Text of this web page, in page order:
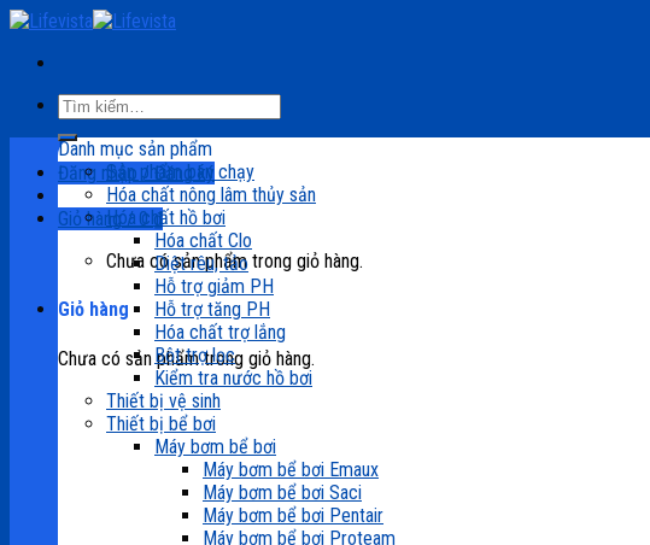
Skip
content
Tìm
kiếm:
Đăng nhập / Đăng ký
Giỏ hàng / 0₫
Chưa có sản phẩm trong giỏ hàng.
Giỏ hàng
Chưa có sản phẩm trong giỏ hàng.
Danh mục sản phẩm
Sản phẩm bán chạy
Hóa chất nông lâm thủy sản
Hóa chất hồ bơi
Hóa chất Clo
Diệt rêu, tảo
Hỗ trợ giảm PH
Hỗ trợ tăng PH
Hóa chất trợ lắng
Bột trợ lọc
Kiểm tra nước hồ bơi
Thiết bị vệ sinh
Thiết bị bể bơi
Máy bơm bể bơi
Máy bơm bể bơi Emaux
Máy bơm bể bơi Saci
Máy bơm bể bơi Pentair
Máy bơm bể bơi Proteam